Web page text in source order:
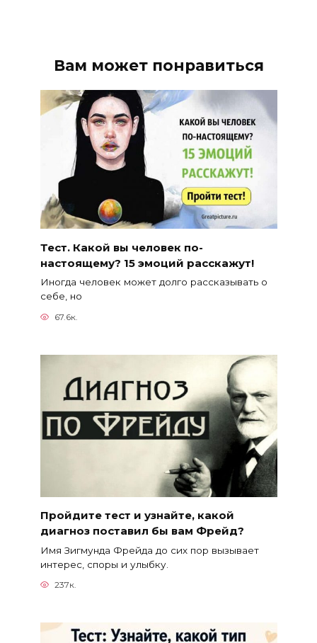
Вам может понравиться
Тест. Какой вы человек по-
настоящему? 15 эмоций расскажут!
Иногда человек может долго рассказывать о
себе, но
67.6к.
Пройдите тест и узнайте, какой
диагноз поставил бы вам Фрейд?
Имя Зигмунда Фрейда до сих пор вызывает
интерес, споры и улыбку.
237к.